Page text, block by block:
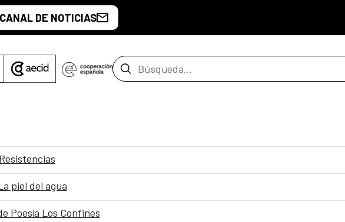
DE NOTICIAS
Barra de búsqueda
piel del agua
Poesía Los Confines